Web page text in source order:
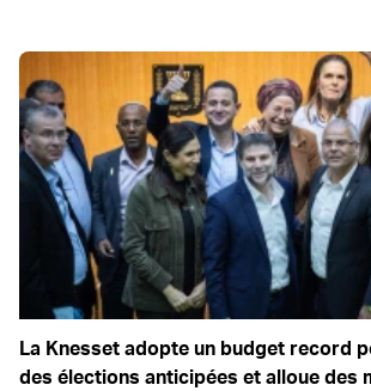
La Knesset adopte un budget record
des élections anticipées et alloue des